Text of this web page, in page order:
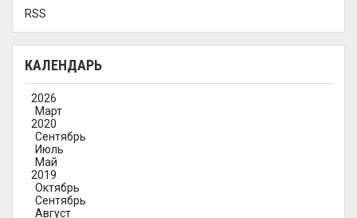
RSS
КАЛЕНДАРЬ
2026
Март
2020
Сентябрь
Июль
Май
2019
Октябрь
Сентябрь
Август